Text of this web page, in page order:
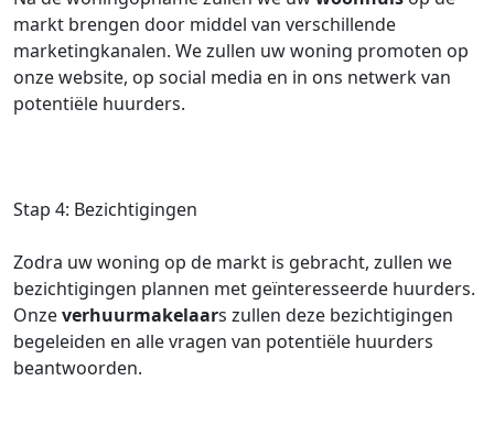
markt brengen door middel van verschillende
marketingkanalen. We zullen uw woning promoten op
onze website, op social media en in ons netwerk van
potentiële huurders.
Stap 4: Bezichtigingen
Zodra uw woning op de markt is gebracht, zullen we
bezichtigingen plannen met geïnteresseerde huurders.
Onzeverhuurmakelaars zullen deze bezichtigingen
begeleiden en alle vragen van potentiële huurders
beantwoorden.